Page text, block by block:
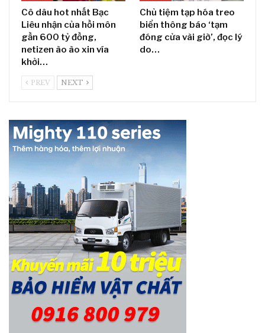
Cô dâu hot nhất Bạc
Liêu nhận của hồi môn
gần 600 tỷ đồng,
netizen ào ào xin vía
khởi…
Chủ tiệm tạp hóa treo
biển thông báo ‘tạm
đóng cửa vài giờ’, đọc lý
do…
PREV NEXT